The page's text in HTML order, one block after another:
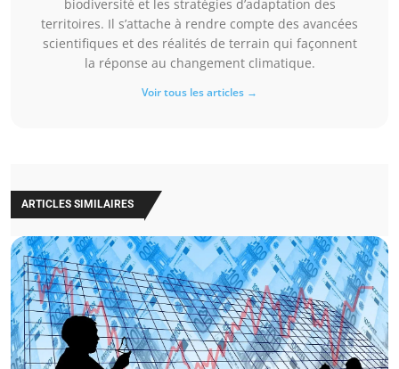
biodiversité et les stratégies d’adaptation des
territoires. Il s’attache à rendre compte des avancées
scientifiques et des réalités de terrain qui façonnent
la réponse au changement climatique.
Voir tous les articles →
ARTICLES SIMILAIRES